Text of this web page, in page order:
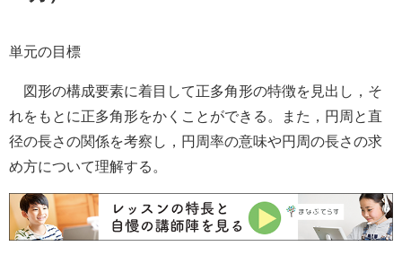
単元の目標
図形の構成要素に着目して正多角形の特徴を見出し，そ
れをもとに正多角形をかくことができる。また，円周と直
径の長さの関係を考察し，円周率の意味や円周の長さの求
め方について理解する。